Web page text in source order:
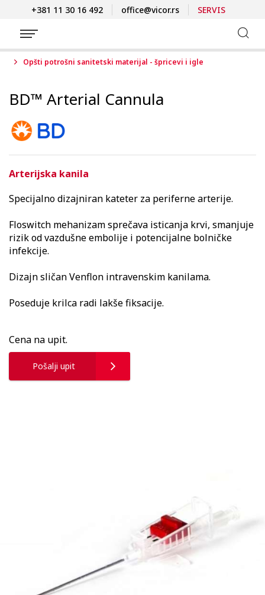
+381 11 30 16 492 office@vicor.rs SERVIS
Opšti potrošni sanitetski materijal - špricevi i igle
BD™ Arterial Cannula
Arterijska kanila
Specijalno dizajniran kateter za periferne arterije.
Floswitch mehanizam sprečava isticanja krvi, smanjuje
rizik od vazdušne embolije i potencijalne bolničke
infekcije.
Dizajn sličan Venflon intravenskim kanilama.
Poseduje krilca radi lakše fiksacije.
Cena na upit.
Pošalji upit